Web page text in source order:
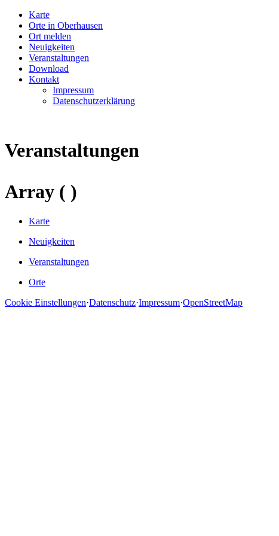
Karte
Orte in Oberhausen
Ort melden
Neuigkeiten
Veranstaltungen
Download
Kontakt
Impressum
Datenschutzerklärung
Veranstaltungen
Array ( )
Karte
Neuigkeiten
Veranstaltungen
Orte
Cookie Einstellungen·Datenschutz·Impressum·OpenStreetMap